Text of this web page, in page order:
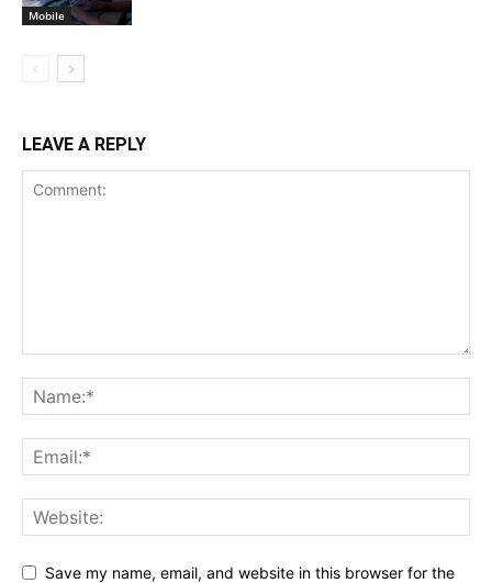
Mobile
LEAVE A REPLY
Save my name, email, and website in this browser for the